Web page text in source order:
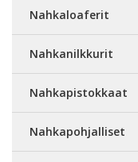
Nahkaloaferit
Nahkanilkkurit
Nahkapistokkaat
Nahkapohjalliset